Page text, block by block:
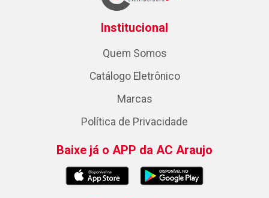
Institucional
Quem Somos
Catálogo Eletrônico
Marcas
Política de Privacidade
Baixe já o APP da AC Araujo